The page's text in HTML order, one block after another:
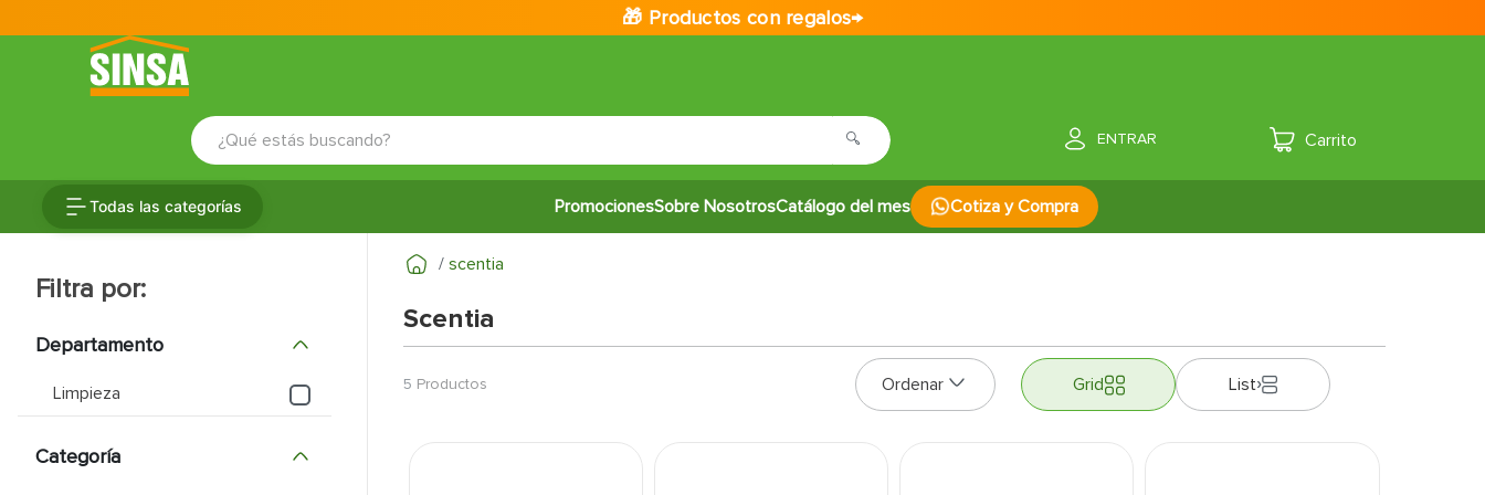
🎁 Productos con regalos→
¿Qué estás buscando?
ENTRAR
Todas las categorías PromocionesSobre NosotrosCatálogo del mes Cotiza y Compra
Departamento
Limpieza
Categoría
scentia
Scentia
5 Productos Grid List
6.
inodoro